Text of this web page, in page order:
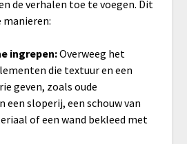
de verhalen toe te voegen. Dit
manieren:
ingrepen:Overweeg het
die textuur en een
geven, zoals oude
een sloperij, een schouw van
of een wand bekleed met